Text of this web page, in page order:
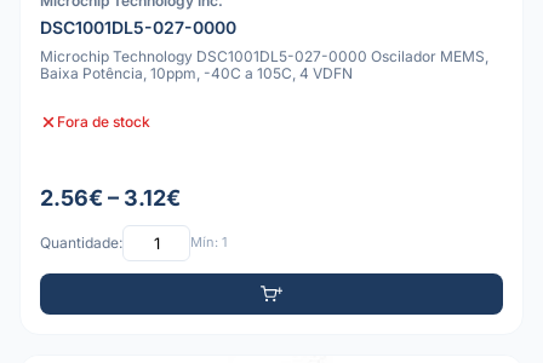
DSC1001DL5-027-0000
Microchip Technology DSC1001DL5-027-0000 Oscilador MEMS,
Baixa Potência, 10ppm, -40C a 105C, 4 VDFN
Fora de stock
2.56€ – 3.12€
Quantidade: Mín: 1